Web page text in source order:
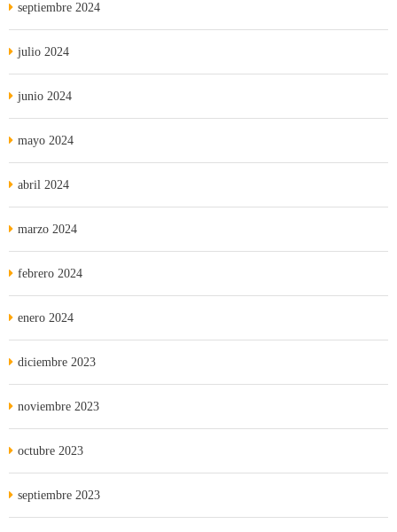
septiembre 2024
julio 2024
junio 2024
mayo 2024
abril 2024
marzo 2024
febrero 2024
enero 2024
diciembre 2023
noviembre 2023
octubre 2023
septiembre 2023